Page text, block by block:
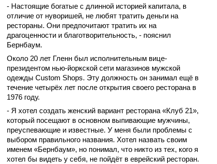
- Настоящие богатые с длинной историей капитала, в
отличие от нуворишей, не любят тратить деньги на
рестораны. Они предпочитают тратить их на
драгоценности и благотворительность, - пояснил
Бернбаум.
Около 20 лет Гленн был исполнительным вице-
президентом нью-йоркской сети магазинов мужской
одежды Custom Shops. Эту должность он занимал ещё в
течение четырёх лет после открытия своего ресторана в
1976 году.
- Я хотел создать женский вариант ресторана «Клуб 21»,
который посещают в основном выпивающие мужчины,
преуспевающие и известные. У меня были проблемы с
выбором правильного названия. Хотел назвать своим
именем «Бернбаум», но понимал, что никто из тех, кого я
хотел бы видеть у себя, не пойдёт в еврейский ресторан.